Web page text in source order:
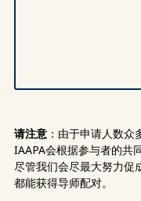
请注意 ：由于申请人数众
IAAPA会根据参与者的共
尽管我们会尽最大努力促
都能获得导师配对。